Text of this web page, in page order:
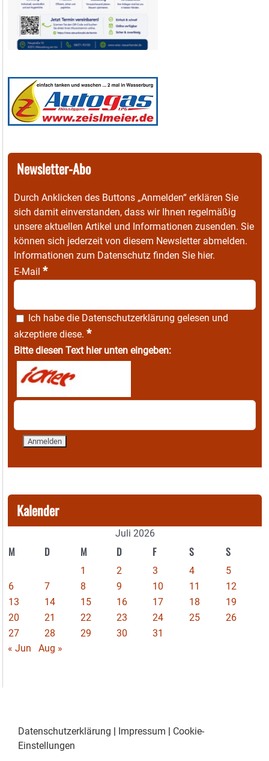
Newsletter-Abo
Durch Anklicken des Buttons „Anmelden“ erklären Sie
sich damit einverstanden, dass wir Ihnen regelmäßig
unsere aktuellen Artikel und Informationen zusenden. Sie
können sich jederzeit von diesem Newsletter abmelden.
Informationen zum Datenschutz finden Sie hier.
E-Mail *
Ich habe die Datenschutzerklärung gelesen und
akzeptiere diese. *
Bitte diesen Text hier unten eingeben:
Kalender
Juli 2026
M D M D F S S
1 2 3 4
5
6
7 8 9 10 11
12
13
14 15 16 17 18
19
20
21 22 23 24 25
26
27
28 29 30
31
« Jun
Aug »
Datenschutzerklärung | Impressum | Cookie-
Einstellungen